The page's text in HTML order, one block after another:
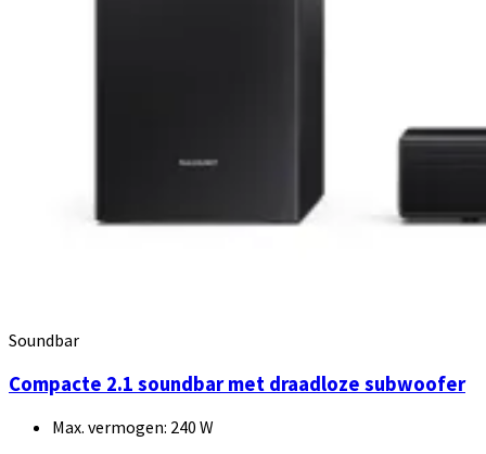
Soundbar
Compacte 2.1 soundbar met draadloze subwoofer
Max. vermogen: 240 W